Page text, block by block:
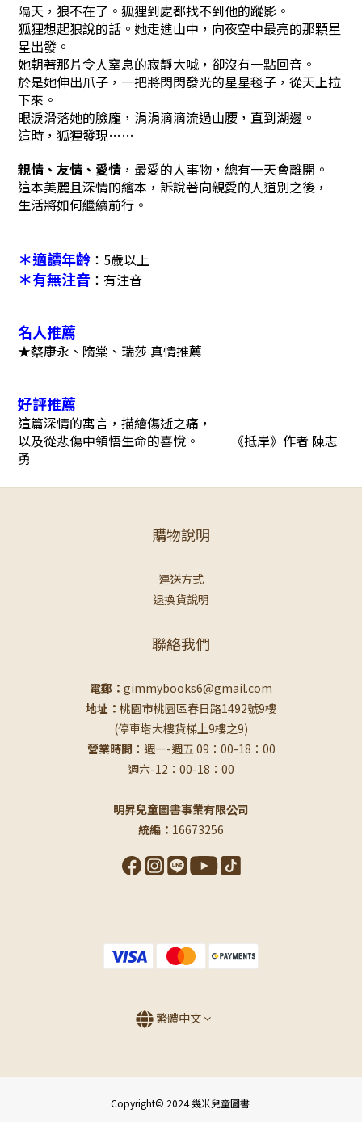
隔天，狼不在了。狐狸到處都找不到他的蹤影。
狐狸想起狼說的話。她走進山中，向夜空中最亮的那顆星
星出發。
她朝著那片令人窒息的寂靜大喊，卻沒有一點回音。
於是她伸出爪子，一把將閃閃發光的星星毯子，從天上拉
下來。
眼淚滑落她的臉龐，涓涓滴滴流過山腰，直到湖邊。
這時，狐狸發現……
親情、友情、愛情 ，最愛的人事物，總有一天會離開。
這本美麗且深情的繪本，訴說著向親愛的人道別之後，
生活將如何繼續前行。
＊適讀年齡 ：5歲以上
＊有無注音 ： 有注音
名人推薦
★蔡康永、隋棠、瑞莎 真情推薦
好評推薦
這篇深情的寓言，描繪傷逝之痛，
以及從悲傷中領悟生命的喜悅。 ── 《抵岸》作者 陳志
勇
購物說明
運送方式
退換貨說明
聯絡我們
電郵： gimmybooks6@gmail.com
地址： 桃園市桃園區春日路1492號9樓
(停車塔大樓貨梯上9樓之9)
營業時間 ：週一-週五 09：00-18：00
週六-12：00-18：00
明昇兒童圖書事業有限公司
統編： 16673256
繁體中文
Copyright© 2024 幾米兒童圖書